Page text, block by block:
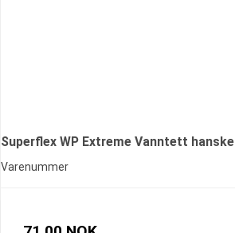
Superflex WP Extreme Vanntett hanske
Varenummer